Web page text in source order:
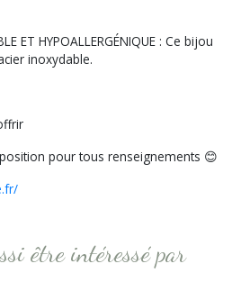
ET HYPOALLERGÉNIQUE : Ce bijou
inoxydable.
pour tous renseignements 😊
être intéressé par